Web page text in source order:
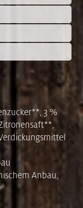
3 %
Anbau,